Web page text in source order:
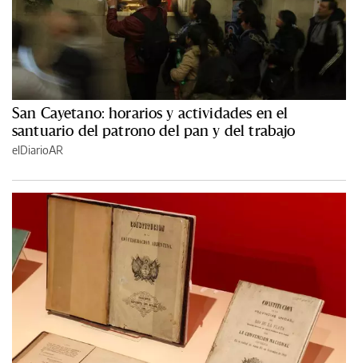
San Cayetano: horarios y actividades en el
santuario del patrono del pan y del trabajo
elDiarioAR